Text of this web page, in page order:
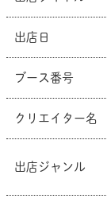
出店日
ブース番号
クリエイター名
出店ジャンル